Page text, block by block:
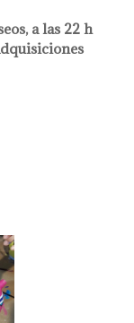
a las 22 h
al dia
2022